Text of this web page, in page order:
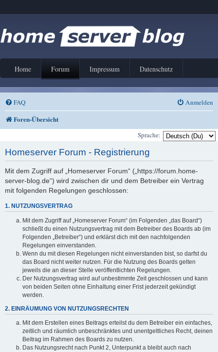
Home Forum Impressum Datenschutz
FAQ Anmelden
Foren-Übersicht
Sprache:
Homeserver Forum - Registrierung
Mit dem Zugriff auf „Homeserver Forum“ („https://forum.home-
server-blog.de“) wird zwischen dir und dem Betreiber ein Vertrag
mit folgenden Regelungen geschlossen:
1. NUTZUNGSVERTRAG
Mit dem Zugriff auf „Homeserver Forum“ (im Folgenden „das Board“)
schließt du einen Nutzungsvertrag mit dem Betreiber des Boards ab (im
Folgenden „Betreiber“) und erklärst dich mit den nachfolgenden
Regelungen einverstanden.
Wenn du mit diesen Regelungen nicht einverstanden bist, so darfst du
das Board nicht weiter nutzen. Für die Nutzung des Boards gelten
jeweils die an dieser Stelle veröffentlichten Regelungen.
Der Nutzungsvertrag wird auf unbestimmte Zeit geschlossen und kann
von beiden Seiten ohne Einhaltung einer Frist jederzeit gekündigt
werden.
2. EINRÄUMUNG VON NUTZUNGSRECHTEN
Mit dem Erstellen eines Beitrags erteilst du dem Betreiber ein einfaches,
zeitlich und räumlich unbeschränktes und unentgeltliches Recht, deinen
Beitrag im Rahmen des Boards zu nutzen.
Das Nutzungsrecht nach Punkt 2, Unterpunkt a bleibt auch nach